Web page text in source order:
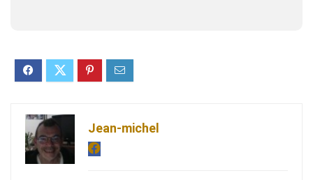
Jean-michel